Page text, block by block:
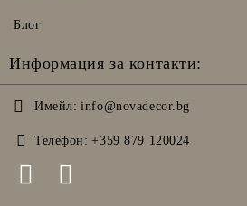
Блог
Информация за контакти:
Имейл: info@novadecor.bg
Телефон: +359 879 120024